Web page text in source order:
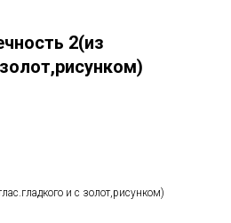
2(из
и с золот,рисунком)